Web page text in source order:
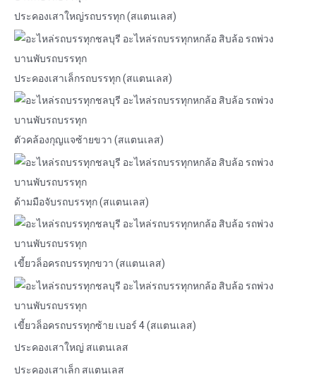
ประคองเสาใหญ่รถบรรทุก (สแตนเลส)
ประคองเสาเล็กรถบรรทุก (สแตนเลส)
ตัวคล้องกุญแจซ้ายขวา (สแตนเลส)
ด้ามมือจับรถบรรทุก (สแตนเลส)
เขี้ยวล็อครถบรรทุกขวา (สแตนเลส)
เขี้ยวล็อครถบรรทุกซ้าย เบอร์ 4 (สแตนเลส)
ประคองเสาใหญ่ สแตนเลส
ประคองเสาเล็ก สแตนเลส